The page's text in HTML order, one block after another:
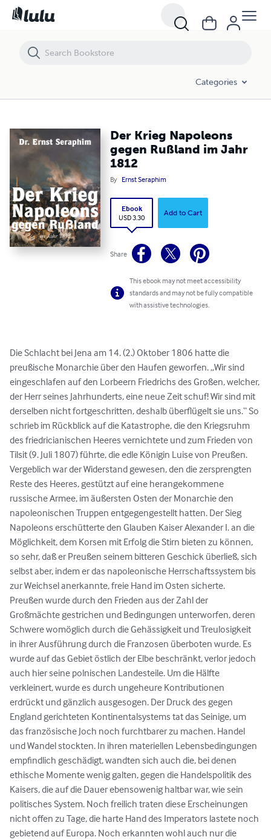
Categories
Der Krieg Napoleons
gegen Rußland im Jahr
1812
By Ernst Seraphim
Ebook
USD 3.30
Add to Cart
Share
This ebook may not meet accessibility
standards and may not be fully compatible
with assistive technologies.
Die Schlacht bei Jena am 14. (2.) Oktober 1806 hatte die
preußische Monarchie über den Haufen geworfen. „Wir sind
eingeschlafen auf den Lorbeern Friedrichs des Großen, welcher,
der Herr seines Jahrhunderts, eine neue Zeit schuf! Wir sind mit
derselben nicht fortgeschritten, deshalb überflügelt sie uns.“ So
schrieb im Rückblick auf die Katastrophe, die den Kriegsruhm
des friedricianischen Heeres vernichtete und zum Frieden von
Tilsit (9. Juli 1807) führte, die edle Königin Luise von Preußen.
Vergeblich war der Widerstand gewesen, den die zersprengten
Reste des Heeres, gestützt auf eine herangekommene
russische Armee, im äußersten Osten der Monarchie den
napoleonischen Truppen entgegengestellt hatten. Der Sieg
Napoleons erschütterte den Glauben Kaiser Alexander I. an die
Möglichkeit, dem Korsen mit Erfolg die Stirn bieten zu können,
so sehr, daß er Preußen seinem bitteren Geschick überließ, sich
selbst aber, indem er das napoleonische Herrschaftssystem bis
zur Weichsel anerkannte, freie Hand im Osten sicherte.
Preußen wurde durch den Frieden aus der Zahl der
Großmächte gestrichen und Bedingungen unterworfen, deren
Schwere womöglich durch die Gehässigkeit und Treulosigkeit
in ihrer Ausführung durch die Franzosen überboten wurde. Es
wurde auf das Gebiet östlich der Elbe beschränkt, verlor jedoch
auch hier seine polnischen Landesteile. Um die Hälfte
verkleinert, wurde es durch ungeheure Kontributionen
erdrückt und gänzlich ausgesogen. Der Druck des gegen
England gerichteten Kontinentalsystems tat das Seinige, um
das französische Joch noch furchtbarer zu machen. Handel
und Wandel stockten. In ihren materiellen Lebensbedingungen
empfindlich geschädigt, wandten sich auch die, bei denen
ethische Momente wenig galten, gegen die Handelspolitik des
Kaisers, die auf die Dauer ebensowenig haltbar war, wie sein
politisches System. Noch freilich traten diese Erscheinungen
nicht offen zu Tage, die harte Hand des Imperators lastete noch
gebietend auf Europa. Noch erkannten wohl auch nur die
Der Krieg Napoleons gegen Rußland im Jahr 1812